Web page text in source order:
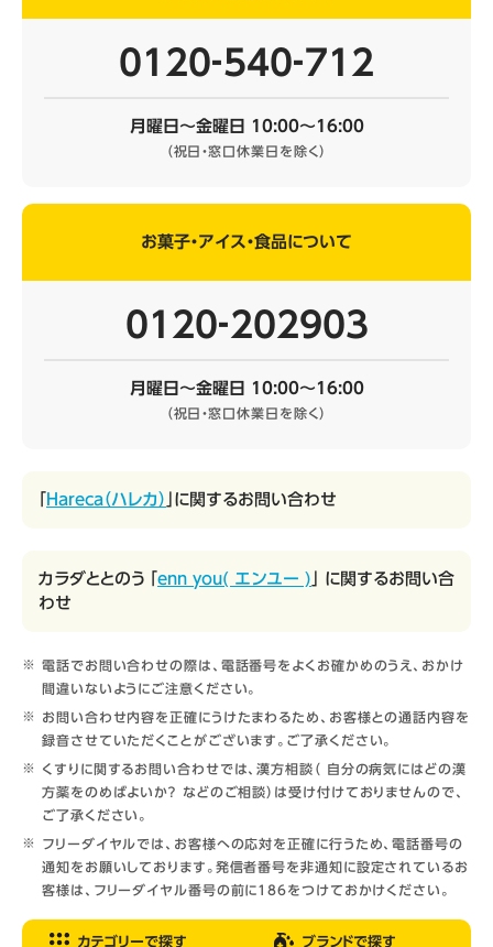
0120‐540‐712
月曜日～金曜日 10:00～16:00
（祝日・窓口休業日を除く）
お菓子・アイス・食品について
0120‐202903
月曜日～金曜日 10:00～16:00
（祝日・窓口休業日を除く）
Hareca（ハレカ） 」に関するお問い合わせ
カラダととのう 「 enn you( エンユー ) 」 に関するお問い合
わせ
電話でお問い合わせの際は、電話番号をよくお確かめのうえ、おかけ
間違いないようにご注意ください。
お問い合わせ内容を正確にうけたまわるため、お客様との通話内容を
録音させていただくことがございます。ご了承ください。
くすりに関するお問い合わせでは、漢方相談（ 自分の病気にはどの漢
方薬をのめばよいか？ などのご相談）は受け付けておりませんので、
ご了承ください。
フリーダイヤルでは、お客様への応対を正確に行うため、電話番号の
通知をお願いしております。発信者番号を非通知に設定されているお
客様は、フリーダイヤル番号の前に186をつけておかけください。
カテゴリーで探す ブランドで探す